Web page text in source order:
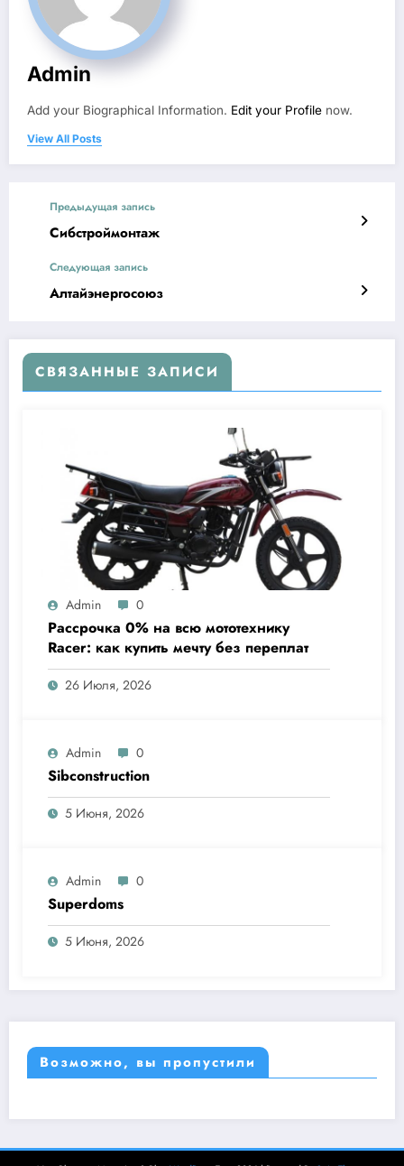
Admin
Add your Biographical Information. Edit your Profile now.
View All Posts
Предыдущая запись
Сибстроймонтаж
Следующая запись
Алтайэнергосоюз
СВЯЗАННЫЕ ЗАПИСИ
Admin 0
Рассрочка 0% на всю мототехнику
Racer: как купить мечту без переплат
26 Июля, 2026
Admin 0
Sibconstruction
5 Июня, 2026
Admin 0
Superdoms
5 Июня, 2026
Возможно, вы пропустили